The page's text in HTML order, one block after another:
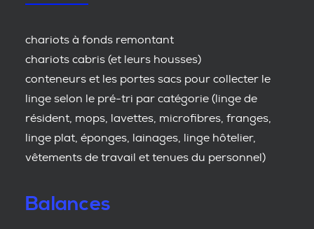
chariots à fonds remontant
chariots cabris (et leurs housses)
conteneurs et les portes sacs pour collecter le
linge selon le pré-tri par catégorie (linge de
résident, mops, lavettes, microfibres, franges,
linge plat, éponges, lainages, linge hôtelier,
vêtements de travail et tenues du personnel)
Balances